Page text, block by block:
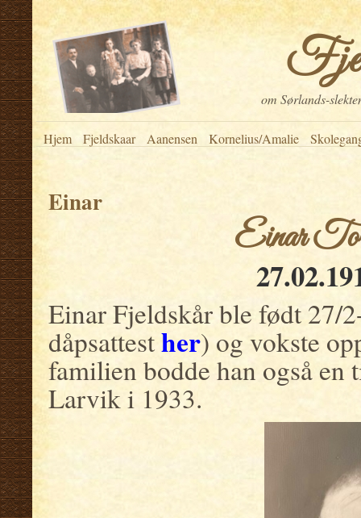
om Sørlands-
Hjem Fjeldskaar Aanensen Kornelius/Amalie
Einar
Einar
Einar Fjeldskår ble født 27/
dåpsattesther) og vokste
familien bodde han også
Larvik i 1933.